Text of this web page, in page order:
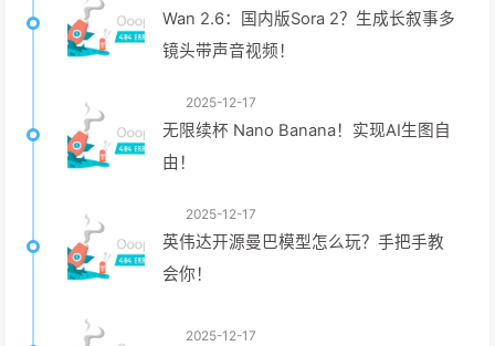
Wan 2.6：国内版Sora 2？生成长叙事多
镜头带声音视频！
2025-12-17
无限续杯 Nano Banana！实现AI生图自
由！
2025-12-17
英伟达开源曼巴模型怎么玩？手把手教
会你！
2025-12-17